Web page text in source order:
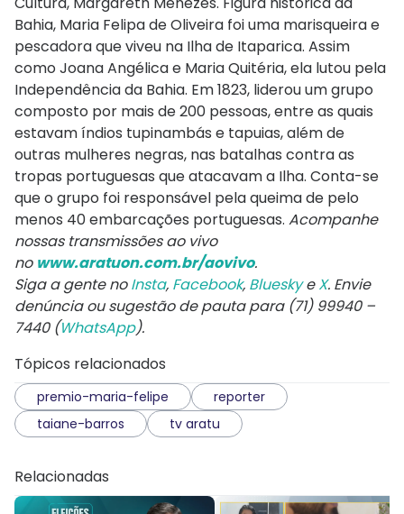
Bahia, Maria Felipa de Oliveira foi uma marisqueira e
pescadora que viveu na Ilha de Itaparica. Assim
como Joana Angélica e Maria Quitéria, ela lutou pela
Independência da Bahia. Em 1823, liderou um grupo
composto por mais de 200 pessoas, entre as quais
estavam índios tupinambás e tapuias, além de
outras mulheres negras, nas batalhas contra as
tropas portuguesas que atacavam a Ilha. Conta-se
que o grupo foi responsável pela queima de pelo
menos 40 embarcações portuguesas. Acompanhe
nossas transmissões ao vivo
no www.aratuon.com.br/aovivo.
Siga a gente noInsta, Facebook, BlueskyeX. Envie
denúncia ou sugestão de pauta para (71) 99940 –
7440 (WhatsApp).
Tópicos relacionados
premio-maria-felipe
reporter
taiane-barros
tv aratu
Relacionadas